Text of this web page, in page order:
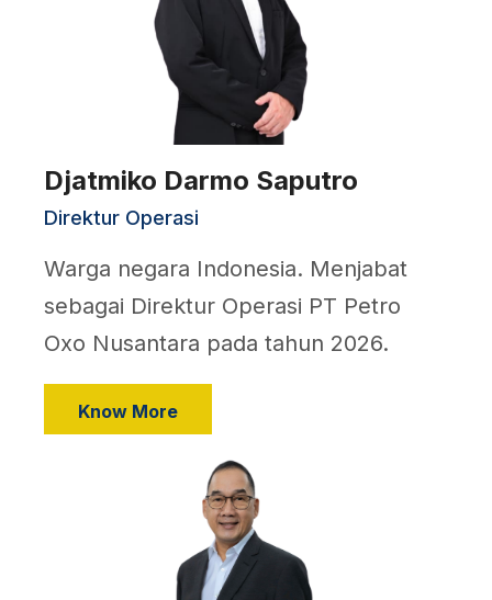
Djatmiko Darmo Saputro
Direktur Operasi
Warga negara Indonesia. Menjabat
sebagai Direktur Operasi PT Petro
Oxo Nusantara pada tahun 2026.
Know More